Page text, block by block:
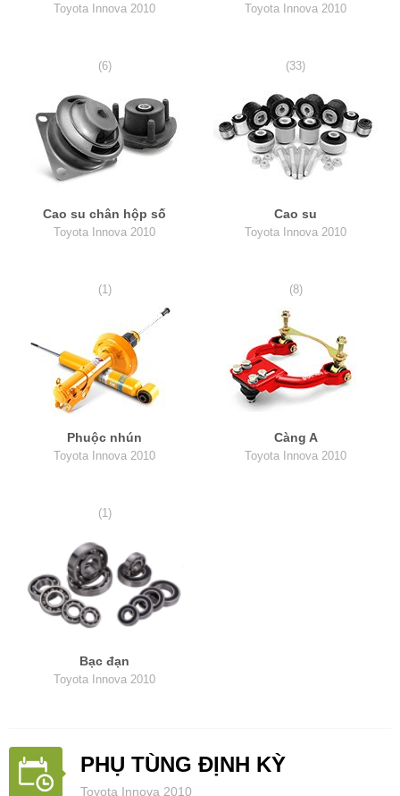
Toyota Innova 2010 Toyota Innova 2010
(6)
Cao su chân hộp số
Toyota Innova 2010
(33)
Cao su
Toyota Innova 2010
(1)
Phuộc nhún
Toyota Innova 2010
(8)
Càng A
Toyota Innova 2010
(1)
Bạc đạn
Toyota Innova 2010
PHỤ TÙNG ĐỊNH KỲ
Toyota Innova 2010